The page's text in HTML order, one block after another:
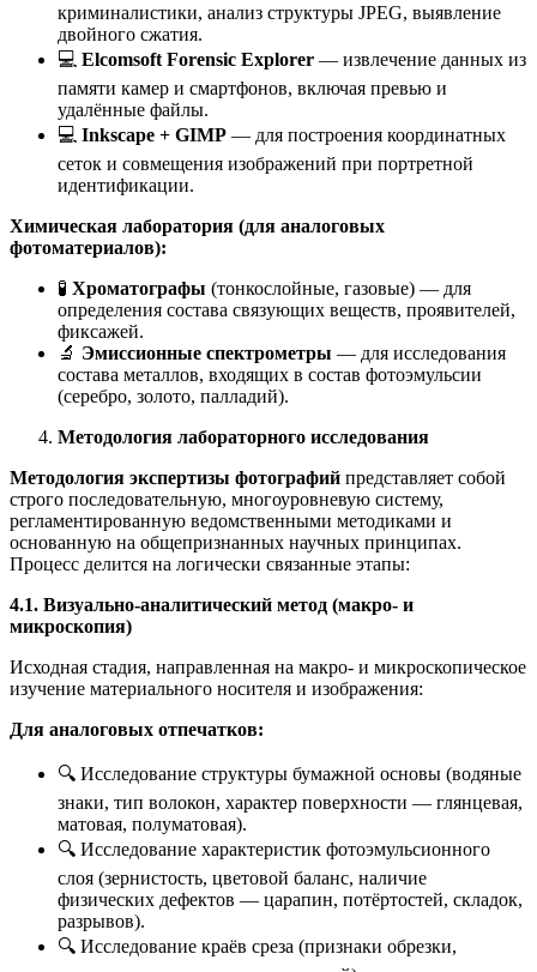
криминалистики, анализ структуры JPEG, выявление
двойного сжатия.
💻 Elcomsoft Forensic Explorer — извлечение данных из
памяти камер и смартфонов, включая превью и
удалённые файлы.
💻 Inkscape + GIMP — для построения координатных
сеток и совмещения изображений при портретной
идентификации.
Химическая лаборатория (для аналоговых
фотоматериалов):
🧪 Хроматографы (тонкослойные, газовые) — для
определения состава связующих веществ, проявителей,
фиксажей.
🔬 Эмиссионные спектрометры — для исследования
состава металлов, входящих в состав фотоэмульсии
(серебро, золото, палладий).
Методология лабораторного исследования
Методология экспертизы фотографий представляет собой
строго последовательную, многоуровневую систему,
регламентированную ведомственными методиками и
основанную на общепризнанных научных принципах.
Процесс делится на логически связанные этапы:
4.1. Визуально-аналитический метод (макро- и
микроскопия)
Исходная стадия, направленная на макро- и микроскопическое
изучение материального носителя и изображения:
Для аналоговых отпечатков:
🔍 Исследование структуры бумажной основы (водяные
знаки, тип волокон, характер поверхности — глянцевая,
матовая, полуматовая).
🔍 Исследование характеристик фотоэмульсионного
слоя (зернистость, цветовой баланс, наличие
физических дефектов — царапин, потёртостей, складок,
разрывов).
🔍 Исследование краёв среза (признаки обрезки,